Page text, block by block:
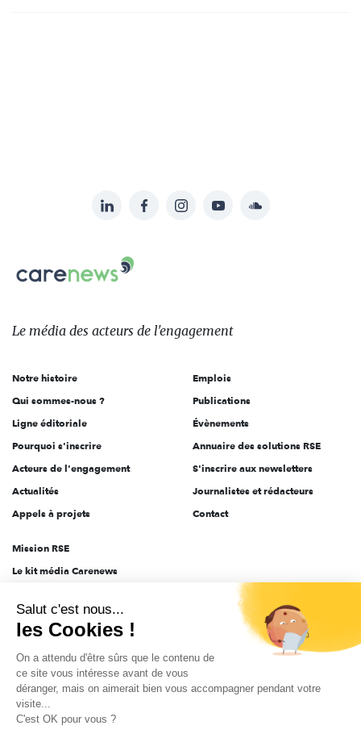
sur:
LinkedInFacebookInstagramYouTubeSoundcloud
Carenews,
Le
des
l'engagement
Le média des acteurs de l'engagement
Notre histoire
Qui sommes-nous ?
Ligne éditoriale
Pourquoi s'inscrire
Acteurs de l'engagement
Actualités
Appels à projets
Emplois
Publications
Évènements
Annuaire des solutions RSE
S'inscrire aux newsletters
Journalistes et rédacteurs
Contact
Mission RSE
Le kit média Carenews
AEF info
Novethic
PRODURABLE
Inclusiv Day
Salut c'est nous...
les Cookies !
On a attendu d'être sûrs que le contenu de
ce site vous intéresse avant de vous
déranger, mais on aimerait bien vous accompagner pendant votre
visite...
C'est OK pour vous ?